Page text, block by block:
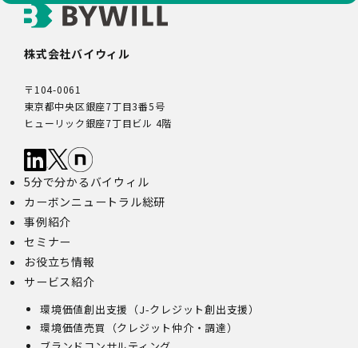
株式会社バイウィル
〒104-0061
東京都中央区銀座7丁目3番5号
ヒューリック銀座7丁目ビル 4階
5分で分かるバイウィル
カーボンニュートラル総研
事例紹介
セミナー
お役立ち情報
サービス紹介
環境価値創出支援（J-クレジット創出支援）
環境価値売買（クレジット仲介・調達）